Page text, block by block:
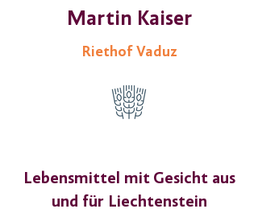
Martin Kaiser
Riethof Vaduz
Lebensmittel mit Gesicht aus
und für Liechtenstein